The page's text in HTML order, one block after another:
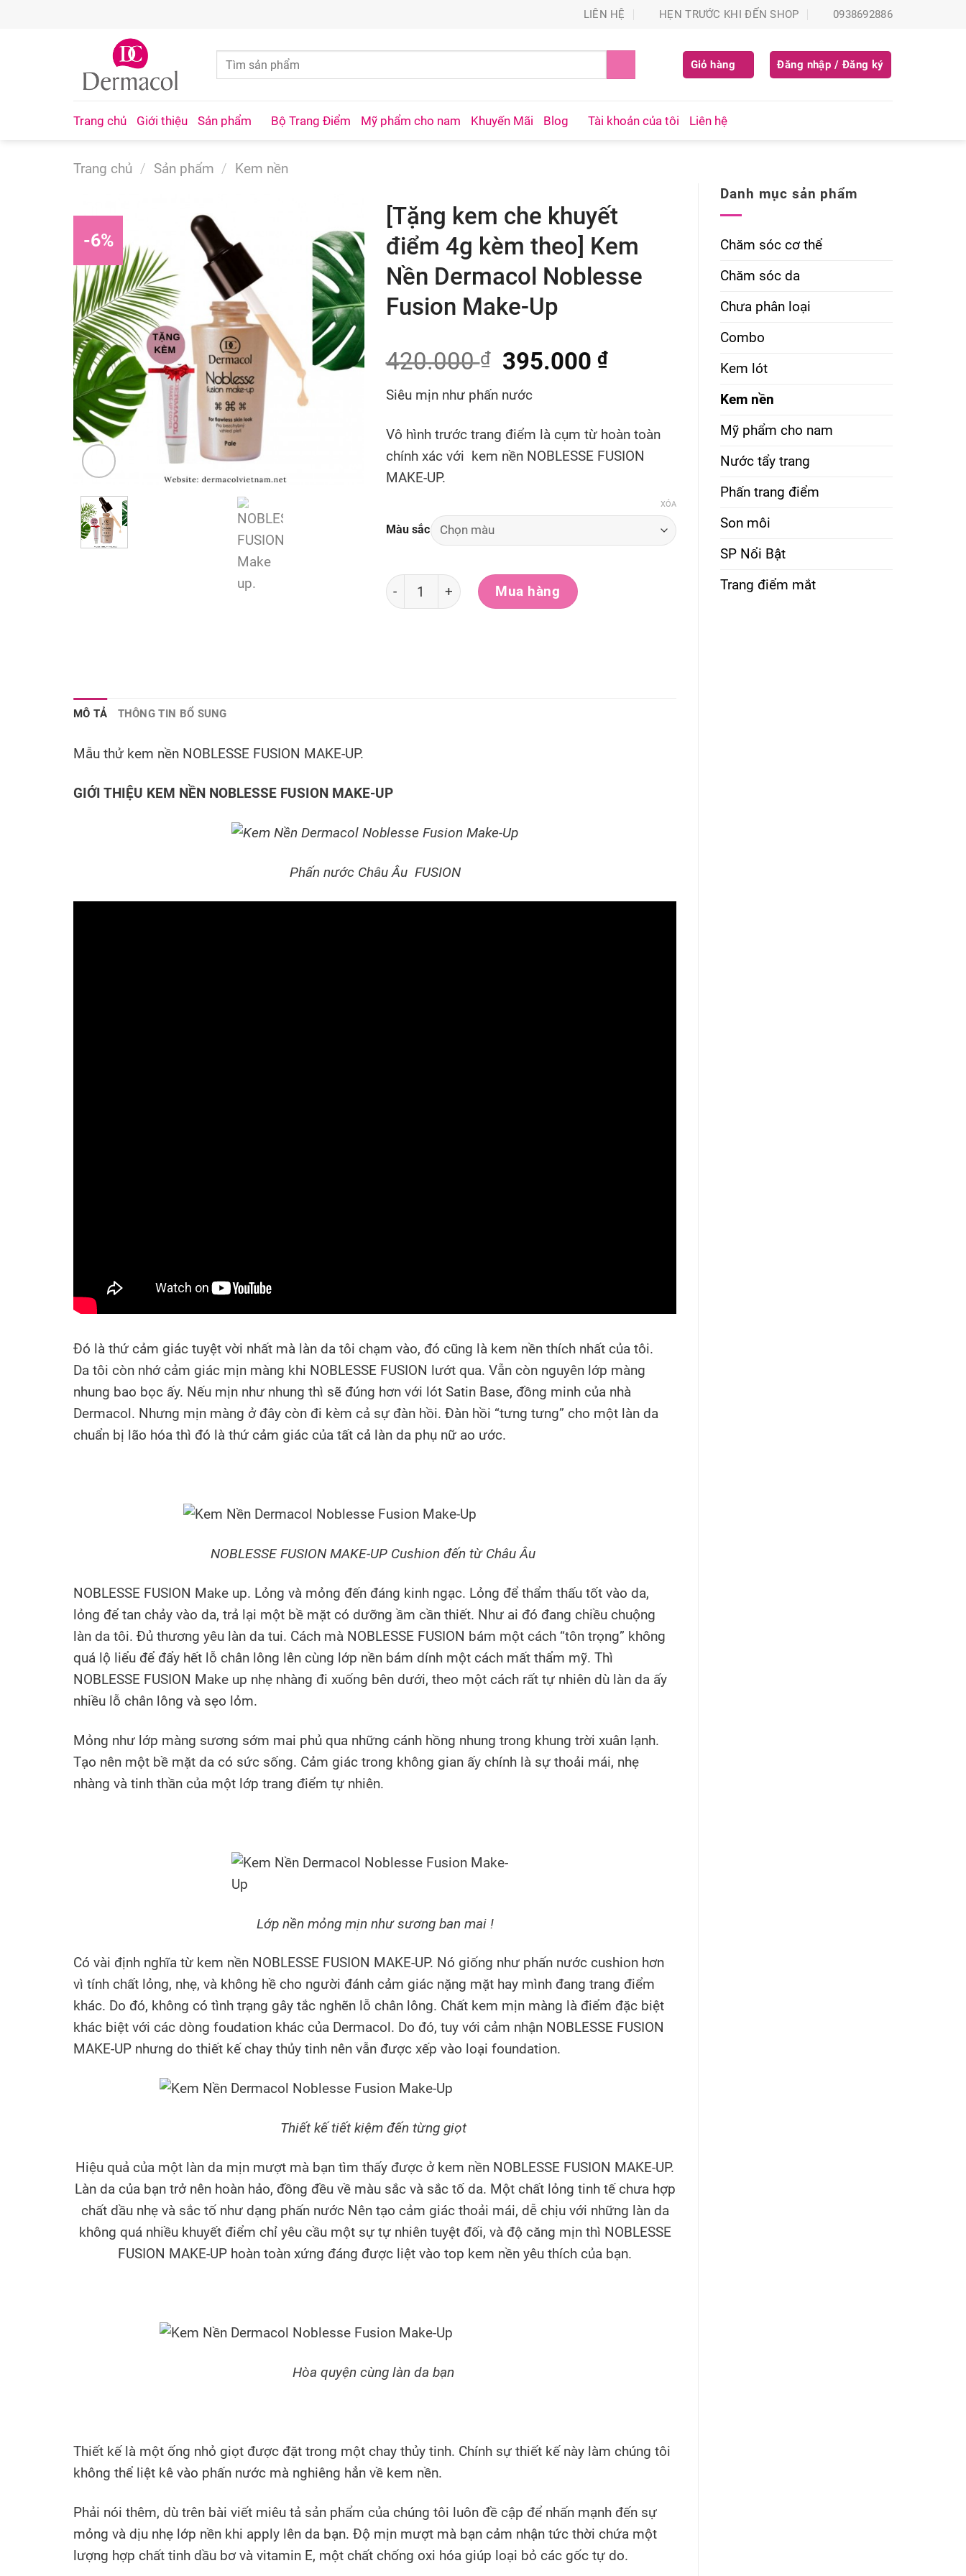
LIÊN HỆ HẸN TRƯỚC KHI ĐẾN SHOP 0938692886
Giỏ hàng Đăng nhập / Đăng ký
Trang chủ Giới thiệu Sản phẩm Bộ Trang Điểm Mỹ phẩm cho nam Khuyến Mãi Blog Tài khoản của tôi Liên hệ
Trang chủ / Sản phẩm / Kem nền
Danh mục sản phẩm
Chăm sóc cơ thể
Chăm sóc da
Chưa phân loại
Combo
Kem lót
Kem nền
Mỹ phẩm cho nam
Nước tẩy trang
Phấn trang điểm
Son môi
SP Nổi Bật
Trang điểm mắt
-6%
[Tặng kem che khuyết
điểm 4g kèm theo] Kem
Nền Dermacol Noblesse
Fusion Make-Up
420.000₫ 395.000₫
Siêu mịn như phấn nước
Vô hình trước trang điểm là cụm từ hoàn toàn
chính xác với kem nền NOBLESSE FUSION
MAKE-UP.
Màu sắc
XÓA
[Tặng kem che khuyết điểm 4g kèm theo] Kem Nền Dermacol Noblesse Fusion Make-Up số lượng
Mua hàng
MÔ TẢ THÔNG TIN BỔ SUNG
Mẫu thử kem nền NOBLESSE FUSION MAKE-UP.
GIỚI THIỆU KEM NỀN NOBLESSE FUSION MAKE-UP
Phấn nước Châu Âu FUSION
Đó là thứ cảm giác tuyệt vời nhất mà làn da tôi chạm vào, đó cũng là kem nền thích nhất của tôi.
Da tôi còn nhớ cảm giác mịn màng khi NOBLESSE FUSION lướt qua. Vẫn còn nguyên lớp màng
nhung bao bọc ấy. Nếu mịn như nhung thì sẽ đúng hơn với lót Satin Base, đồng minh của nhà
Dermacol. Nhưng mịn màng ở đây còn đi kèm cả sự đàn hồi. Đàn hồi “tưng tưng” cho một làn da
chuẩn bị lão hóa thì đó là thứ cảm giác của tất cả làn da phụ nữ ao ước.
NOBLESSE FUSION MAKE-UP Cushion đến từ Châu Âu
NOBLESSE FUSION Make up. Lỏng và mỏng đến đáng kinh ngạc. Lỏng để thẩm thấu tốt vào da,
lỏng để tan chảy vào da, trả lại một bề mặt có dưỡng ầm cần thiết. Như ai đó đang chiều chuộng
làn da tôi. Đủ thương yêu làn da tui. Cách mà NOBLESSE FUSION bám một cách “tôn trọng” không
quá lộ liểu để đẩy hết lỗ chân lông lên cùng lớp nền bám dính một cách mất thẩm mỹ. Thì
NOBLESSE FUSION Make up nhẹ nhàng đi xuống bên dưới, theo một cách rất tự nhiên dù làn da ấy
nhiều lỗ chân lông và sẹo lỏm.
Mỏng như lớp màng sương sớm mai phủ qua những cánh hồng nhung trong khung trời xuân lạnh.
Tạo nên một bề mặt da có sức sống. Cảm giác trong không gian ấy chính là sự thoải mái, nhẹ
nhàng và tinh thần của một lớp trang điểm tự nhiên.
Lớp nền mỏng mịn như sương ban mai !
Có vài định nghĩa từ kem nền NOBLESSE FUSION MAKE-UP. Nó giống như phấn nước cushion hơn
vì tính chất lỏng, nhẹ, và không hề cho người đánh cảm giác nặng mặt hay mình đang trang điểm
khác. Do đó, không có tình trạng gây tắc nghẽn lỗ chân lông. Chất kem mịn màng là điểm đặc biệt
khác biệt với các dòng foudation khác của Dermacol. Do đó, tuy với cảm nhận NOBLESSE FUSION
MAKE-UP nhưng do thiết kế chay thủy tinh nên vẫn được xếp vào loại foundation.
Thiết kế tiết kiệm đến từng giọt
Hiệu quả của một làn da mịn mượt mà bạn tìm thấy được ở kem nền NOBLESSE FUSION MAKE-UP.
Làn da của bạn trở nên hoàn hảo, đồng đều về màu sắc và sắc tố da. Một chất lỏng tinh tế chưa hợp
chất dầu nhẹ và sắc tố như dạng phấn nước Nên tạo cảm giác thoải mái, dễ chịu với những làn da
không quá nhiều khuyết điểm chỉ yêu cầu một sự tự nhiên tuyệt đối, và độ căng mịn thì NOBLESSE
FUSION MAKE-UP hoàn toàn xứng đáng được liệt vào top kem nền yêu thích của bạn.
Hòa quyện cùng làn da bạn
Thiết kế là một ống nhỏ giọt được đặt trong một chay thủy tinh. Chính sự thiết kế này làm chúng tôi
không thể liệt kê vào phấn nước mà nghiêng hẳn về kem nền.
Phải nói thêm, dù trên bài viết miêu tả sản phẩm của chúng tôi luôn đề cập để nhấn mạnh đến sự
mỏng và dịu nhẹ lớp nền khi apply lên da bạn. Độ mịn mượt mà bạn cảm nhận tức thời chứa một
lượng hợp chất tinh dầu bơ và vitamin E, một chất chống oxi hóa giúp loại bỏ các gốc tự do.